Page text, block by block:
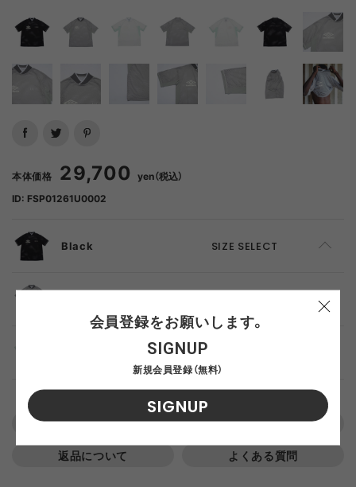
本体価格 29,700 yen（税込）
ID: FSP01261U0002
Black SIZE SELECT
S ADD TO CART
M
L ADD TO CART
S
ADD TO CART
L ADD TO CART
S
M ADD TO CART
この商品について問い合わせる
返品について
よくある質問
会員登録をお願いします。
SIGNUP
新規会員登録（無料）
SIGNUP